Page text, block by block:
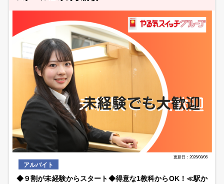
更新日：2026/08/06
アルバイト
◆９割が未経験からスタート◆得意な1教科からOK！≪駅か